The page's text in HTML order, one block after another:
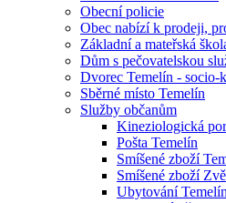
Obecní policie
Obec nabízí k prodeji,
Základní a mateřská
Dům s pečovatelskou
Dvorec Temelín - socio-
Sběrné místo Temelín
Služby občanům
Kineziologická
Pošta Temelín
Smíšené zboží
Smíšené zboží
Ubytování Temelín